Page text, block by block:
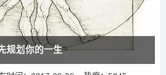
规划你的一生